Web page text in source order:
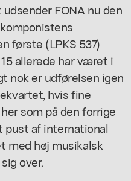
FONA nu den
første (LPKS 537)
allerede har været i
nok er udførelsen igen
hvis fine
som på den forrige
pust af international
med høj musikalsk
over.